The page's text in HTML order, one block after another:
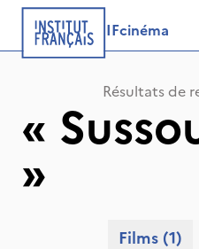
IFcinéma
Résultats de
«
»
Films (1)